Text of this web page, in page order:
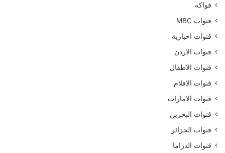
فواكه
قنوات MBC
قنوات اخبارية
قنوات الاردن
قنوات الاطفال
قنوات الافلام
قنوات الامارات
قنوات البحرين
قنوات الجزائر
قنوات الدراما